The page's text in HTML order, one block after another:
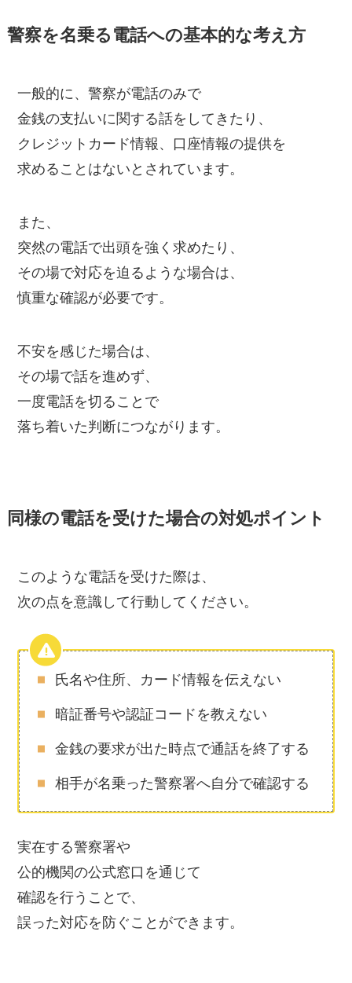
警察を名乗る電話への基本的な考え方
一般的に、警察が電話のみで
金銭の支払いに関する話をしてきたり、
クレジットカード情報、口座情報の提供を
求めることはないとされています。
また、
突然の電話で出頭を強く求めたり、
その場で対応を迫るような場合は、
慎重な確認が必要です。
不安を感じた場合は、
その場で話を進めず、
一度電話を切ることで
落ち着いた判断につながります。
同様の電話を受けた場合の対処ポイント
このような電話を受けた際は、
次の点を意識して行動してください。
氏名や住所、カード情報を伝えない
暗証番号や認証コードを教えない
金銭の要求が出た時点で通話を終了する
相手が名乗った警察署へ自分で確認する
実在する警察署や
公的機関の公式窓口を通じて
確認を行うことで、
誤った対応を防ぐことができます。